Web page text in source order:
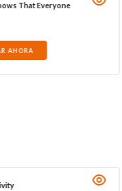
That Everyone
AHORA